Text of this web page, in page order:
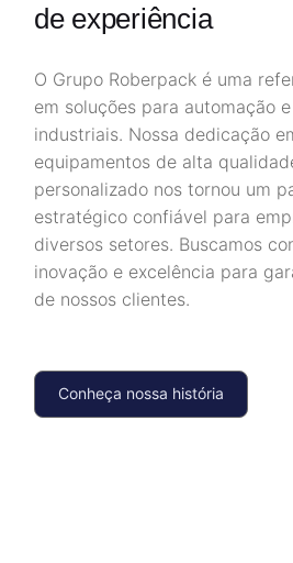
de experiência
O Grupo Roberpack é uma
em soluções para automação
industriais. Nossa dedicação
equipamentos de alta
personalizado nos tornou um
estratégico confiável para
diversos setores. Buscamos
inovação e excelência para
de nossos clientes.
Conheça nossa história